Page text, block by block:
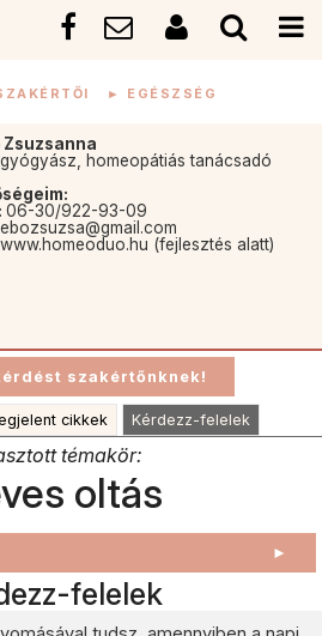
► EGÉSZSÉG
Zsuzsanna
homeopátiás tanácsadó
06-30/922-93-09
www.homeoduo.hu (fejlesztés alatt)
cikkek Kérdezz-felelek
témakör:
oltás
►
felelek